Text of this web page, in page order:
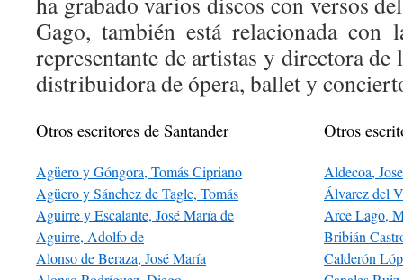
Gago, también está relacionada con
representante de artistas y directora
distribuidora de ópera, ballet y
Otros escritores de Santander
Agüero y Góngora, Tomás Cipriano
Agüero y Sánchez de Tagle, Tomás
Aguirre y Escalante, José María de
Aguirre, Adolfo de
Alonso de Beraza, José María
Otros
Aldecoa,
Álvarez del
Arce Lago,
Bribián
Calderón